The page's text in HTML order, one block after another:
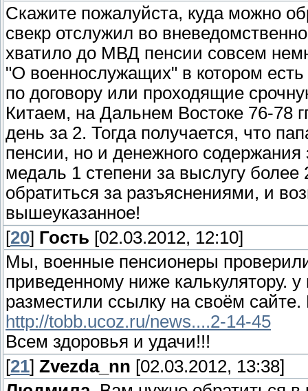
Скажите пожалуйста, куда можно
свекр отслужил во
хватило до МВД пенсии совсем
"О военнослужащих" в котором
по договору или проходящие
Китаем, на Дальнем Востоке 76-78
день за 2. Тогда получается, что
пенсии, но и денежного
медаль 1 степени за выслугу более
обратиться за разъяснениями, и
вышеуказанное!
[20] Гость [02.03.2012, 12:10]
Мы, военные пенсионеры
приведенному ниже калькулятору.
разместили ссылку на своём сайте.
http://tobb.ucoz.ru/news....2-14-45
Всем здоровья и удачи!!!
[21] Zvezda_nn [02.03.2012, 13:38]